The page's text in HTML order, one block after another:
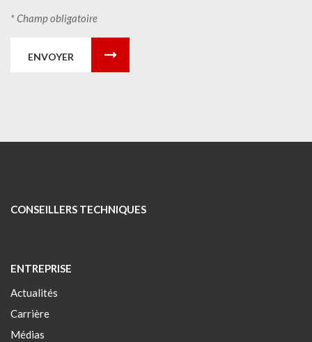
* Champ obligatoire
ENVOYER
CONSEILLERS TECHNIQUES
ENTREPRISE
Actualités
Carrière
Médias